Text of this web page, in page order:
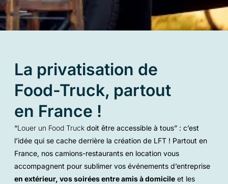
La privatisation de
Food-Truck, partout
en France !
“Louer un Food Truck doit être accessible à tous” : c’est
l’idée qui se cache derrière la création de LFT ! Partout en
France, nos camions-restaurants en location vous
accompagnent pour sublimer vos événements d’entreprise
en extérieur, vos soirées entre amis à domicile et les